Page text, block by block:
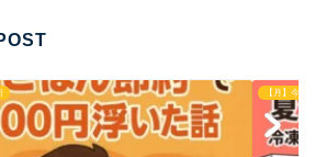
【月】今日